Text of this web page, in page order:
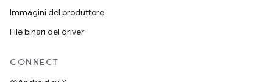
Immagini del produttore
File binari del driver
CONNECT